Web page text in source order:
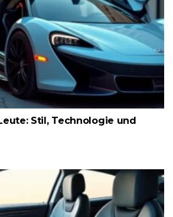
Stil, Technologie und